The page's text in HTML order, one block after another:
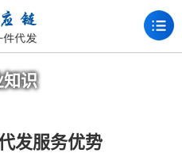
识
发服务优势